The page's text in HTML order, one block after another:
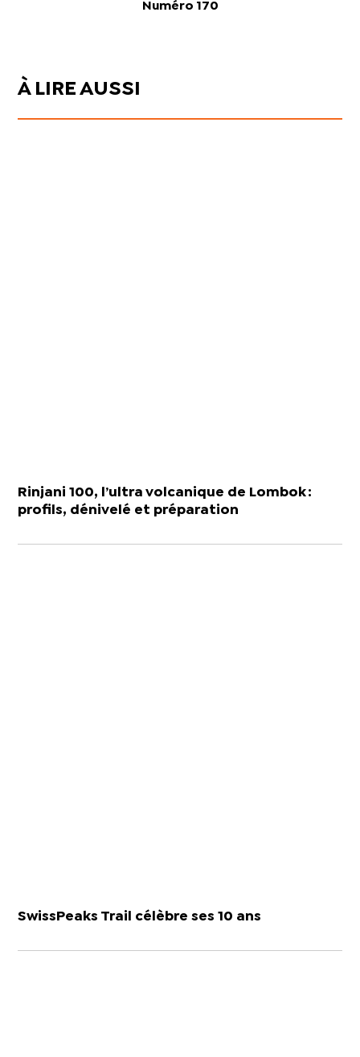
Numéro 170
À LIRE AUSSI
Rinjani 100, l’ultra volcanique de Lombok :
profils, dénivelé et préparation
SwissPeaks Trail célèbre ses 10 ans